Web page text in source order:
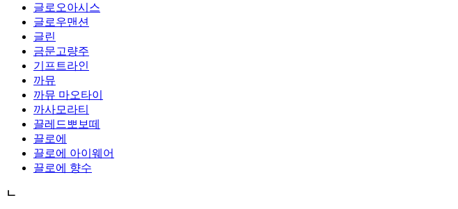
글로오아시스
글로우맨션
글린
금문고량주
기프트라인
까뮤
까뮤 마오타이
까사모라티
끌레드뽀보떼
끌로에
끌로에 아이웨어
끌로에 향수
ㄴ